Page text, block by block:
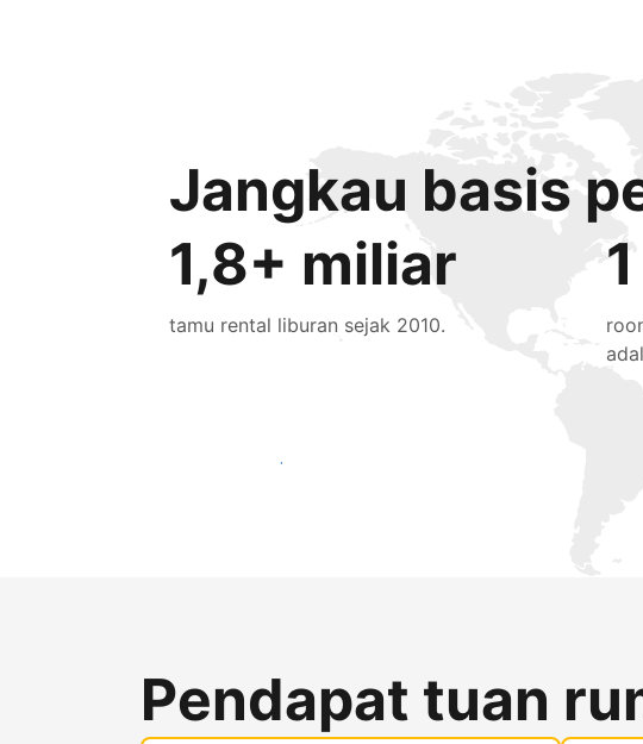
Jangkau basis
1,8+ miliar
tamu rental liburan sejak 2010.
Jangkau tamu baru hari ini
Pendapat tuan